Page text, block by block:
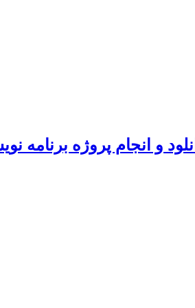
و انجام پروژه برنامه